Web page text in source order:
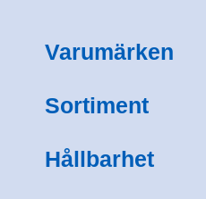
Varumärken
Sortiment
Hållbarhet